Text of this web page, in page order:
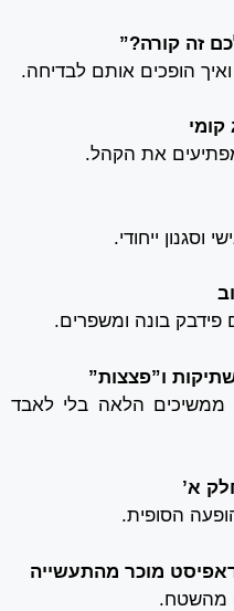
הופכים אותם לבדיחה.
את הקהל.
ייחודי.
בונה ומשפרים.
ממשיכים הלאה בלי לאבד
הסופית.
מהשטח.